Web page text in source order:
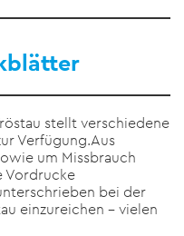
stellt verschiedene
Verfügung.Aus
um Missbrauch
Vordrucke
bei der
einzureichen – vielen